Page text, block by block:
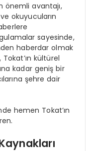
önemli avantajı,
okuyucuların
sayesinde,
haberdar olmak
kültürel
kadar geniş bir
şehre dair
hemen Tokat’ın